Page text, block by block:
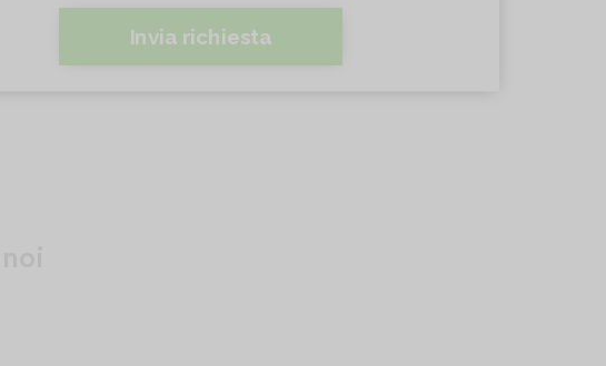
Invia richiesta